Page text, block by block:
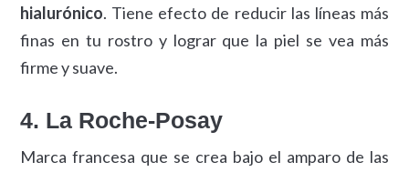
hialurónico. Tiene efecto de reducir las líneas más
finas en tu rostro y lograr que la piel se vea más
firme y suave.
4. La Roche-Posay
Marca francesa que se crea bajo el amparo de las